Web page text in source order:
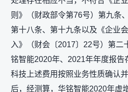
则》（财政部令第76号）第九条
第十八条、第十九条以及《企
入》（财会〔2017〕22号）第二
铭智能2020年、2021年年度报告
科技上述费用按照业务性质确认
后，经测算，华铭智能2020年虚